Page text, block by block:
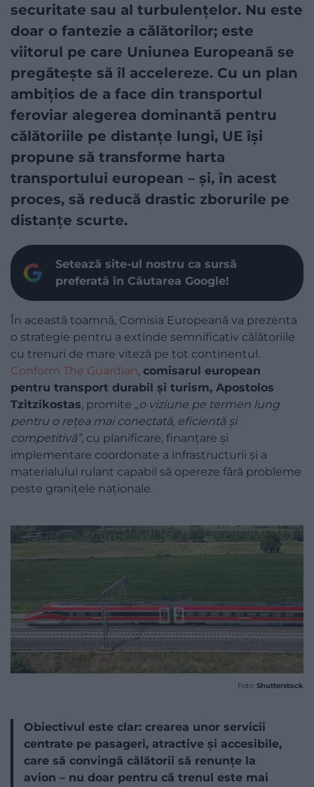
securitate sau al turbulențelor. Nu este
doar o fantezie a călătorilor; este
viitorul pe care Uniunea Europeană se
pregătește să îl accelereze. Cu un plan
ambițios de a face din transportul
feroviar alegerea dominantă pentru
călătoriile pe distanțe lungi, UE își
propune să transforme harta
transportului european – și, în acest
proces, să reducă drastic zborurile pe
distanțe scurte.
Setează site-ul nostru ca sursă
preferată în Căutarea Google!
În această toamnă, Comisia Europeană va prezenta
o strategie pentru a extinde semnificativ călătoriile
cu trenuri de mare viteză pe tot continentul.
Conform The Guardian, comisarul european
pentru transport durabil și turism, Apostolos
Tzitzikostas, promite „o viziune pe termen lung
pentru o rețea mai conectată, eficientă și
competitivă”, cu planificare, finanțare și
implementare coordonate a infrastructurii și a
materialului rulant capabil să opereze fără probleme
peste granițele naționale.
Foto: Shutterstock
Obiectivul este clar: crearea unor servicii
centrate pe pasageri, atractive și accesibile,
care să convingă călătorii să renunțe la
avion – nu doar pentru că trenul este mai